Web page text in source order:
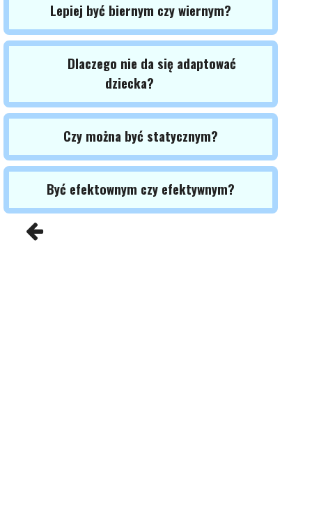
Lepiej być biernym czy wiernym?
Dlaczego nie da się adaptować
dziecka?
Czy można być statycznym?
Być efektownym czy efektywnym?